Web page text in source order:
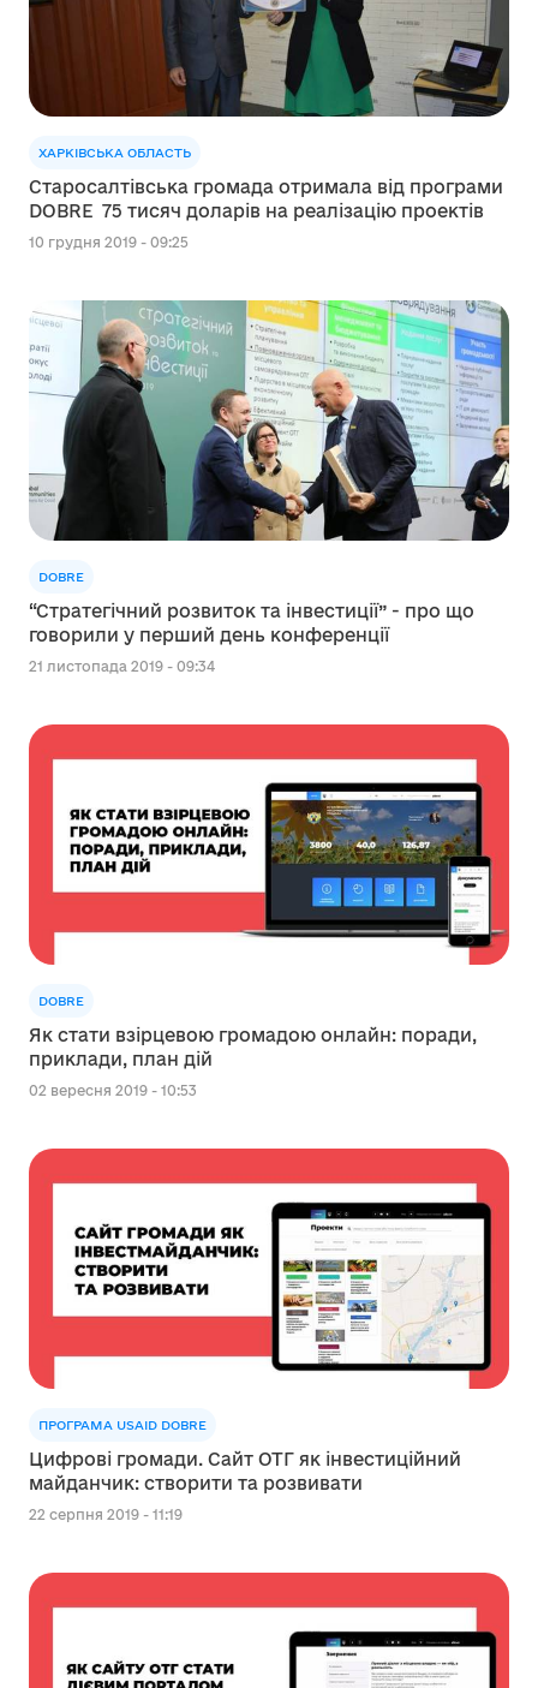
ХАРКІВСЬКА ОБЛАСТЬ
Старосалтівська громада отримала від програми
DOBRE 75 тисяч доларів на реалізацію проектів
10 грудня 2019 - 09:25
DOBRE
“Стратегічний розвиток та інвестиції” - про що
говорили у перший день конференції
21 листопада 2019 - 09:34
DOBRE
Як стати взірцевою громадою онлайн: поради,
приклади, план дій
02 вересня 2019 - 10:53
ПРОГРАМА USAID DOBRE
Цифрові громади. Сайт ОТГ як інвестиційний
майданчик: створити та розвивати
22 серпня 2019 - 11:19